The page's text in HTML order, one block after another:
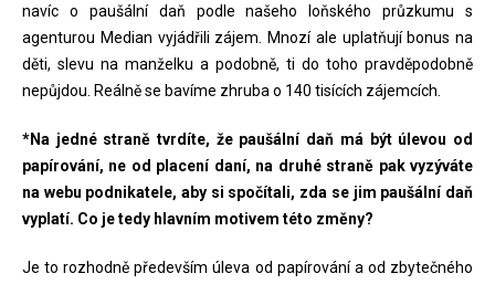
navíc o paušální daň podle našeho loňského průzkumu s
agenturou Median vyjádřili zájem. Mnozí ale uplatňují bonus na
děti, slevu na manželku a podobně, ti do toho pravděpodobně
nepůjdou. Reálně se bavíme zhruba o 140 tisících zájemcích.
*Na jedné straně tvrdíte, že paušální daň má být úlevou od
papírování, ne od placení daní, na druhé straně pak vyzýváte
na webu podnikatele, aby si spočítali, zda se jim paušální daň
vyplatí. Co je tedy hlavním motivem této změny?
Je to rozhodně především úleva od papírování a od zbytečného